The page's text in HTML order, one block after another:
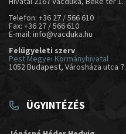
Telefon: +36 27 / 566 610
Fax: +36 27 / 566 610
E-mail: info@vacduka.hu
Felügyeleti szerv
Pest Megyei Kormányhivatal
1052 Budapest, Városháza utca 7.
ÜGYINTÉZÉS